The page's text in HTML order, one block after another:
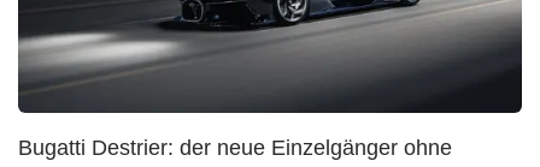
Bugatti Destrier: der neue Einzelgänger ohne